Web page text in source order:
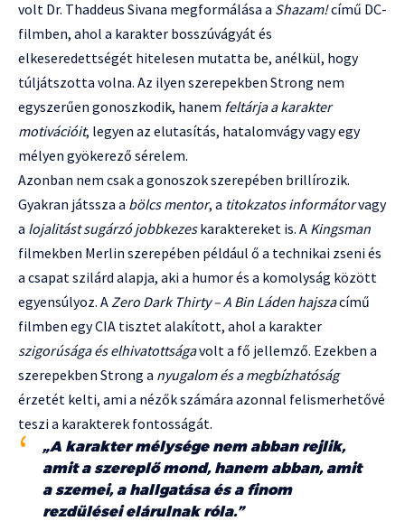
volt Dr. Thaddeus Sivana megformálása a Shazam!című DC-
filmben, ahol a karakter bosszúvágyát és
elkeseredettségét hitelesen mutatta be, anélkül, hogy
túljátszotta volna. Az ilyen szerepekben Strong nem
egyszerűen gonoszkodik, hanem feltárja a karakter
motivációit, legyen az elutasítás, hatalomvágy vagy egy
mélyen gyökerező sérelem.
Azonban nem csak a gonoszok szerepében brillírozik.
Gyakran játssza a bölcs mentor, a titokzatos informátorvagy
a lojalitást sugárzó jobbkezeskaraktereket is. A Kingsman
filmekben Merlin szerepében például ő a technikai zseni és
a csapat szilárd alapja, aki a humor és a komolyság között
egyensúlyoz. A Zero Dark Thirty – A Bin Láden hajszacímű
filmben egy CIA tisztet alakított, ahol a karakter
szigorúsága és elhivatottságavolt a fő jellemző. Ezekben a
szerepekben Strong a nyugalom és a megbízhatóság
érzetét kelti, ami a nézők számára azonnal felismerhetővé
teszi a karakterek fontosságát.
„A karakter mélysége nem abban rejlik,
amit a szereplő mond, hanem abban, amit
a szemei, a hallgatása és a finom
rezdülései elárulnak róla.”